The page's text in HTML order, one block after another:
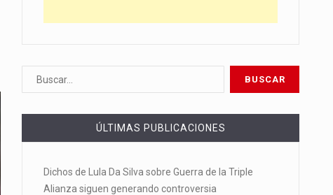
ÚLTIMAS PUBLICACIONES
Dichos de Lula Da Silva sobre Guerra de la Triple
Alianza siguen generando controversia